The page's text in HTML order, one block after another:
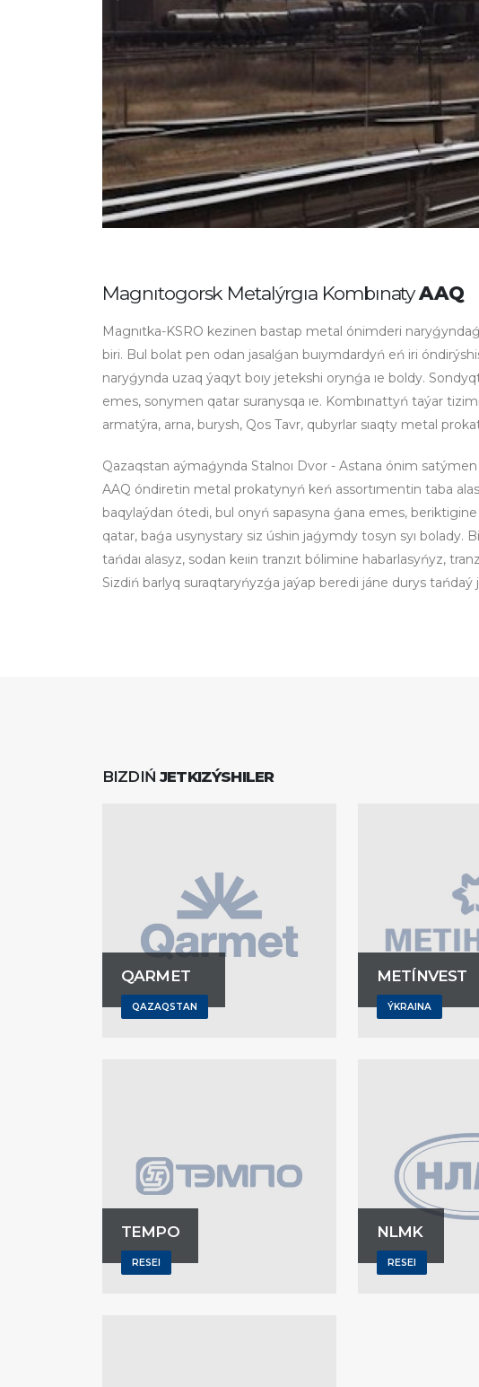
Magnıtogorsk Metalýrgıa KombınatyAAQ
Magnıtka-KSRO kezinen bastap metal ónimderi
biri. Bul bolat pen odan jasalǵan buıymdardyń eń iri
naryǵynda uzaq ýaqyt boıy jetekshi orynǵa ıe boldy.
emes, sonymen qatar suranysqa ıe. Kombınattyń taýar
armatýra, arna, burysh, Qos Tavr, qubyrlar sıaqty metal
Qazaqstan aýmaǵynda Stalnoı Dvor - Astana ónim
AAQ óndiretin metal prokatynyń keń assortımentin taba
baqylaýdan ótedi, bul onyń sapasyna ǵana emes,
qatar, baǵa usynystary siz úshin jaǵymdy tosyn syı bolady.
tańdaı alasyz, sodan keıin tranzıt bólimine habarlasyńyz,
Sizdiń barlyq suraqtaryńyzǵa jaýap beredi jáne durys
BIZDIŃJETKIZÝSHILER
QARMET
QAZAQSTAN
METÍNVEST
ÝKRAINA
TEMPO
RESEI
NLMK
RESEI